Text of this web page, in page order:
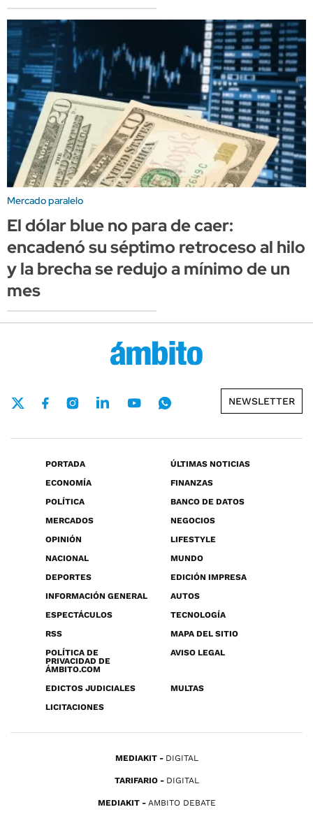
Mercado paralelo
El dólar blue no para de caer:
encadenó su séptimo retroceso al hilo
y la brecha se redujo a mínimo de un
mes
NEWSLETTER
PORTADA
ÚLTIMAS NOTICIAS
ECONOMÍA
FINANZAS
POLÍTICA
BANCO DE DATOS
MERCADOS
NEGOCIOS
OPINIÓN
LIFESTYLE
NACIONAL
MUNDO
DEPORTES
EDICIÓN IMPRESA
INFORMACIÓN GENERAL
AUTOS
ESPECTÁCULOS
TECNOLOGÍA
RSS
MAPA DEL SITIO
POLÍTICA DE
PRIVACIDAD DE
ÁMBITO.COM
AVISO LEGAL
EDICTOS JUDICIALES
MULTAS
LICITACIONES
MEDIAKIT DIGITAL
TARIFARIO DIGITAL
MEDIAKIT AMBITO DEBATE